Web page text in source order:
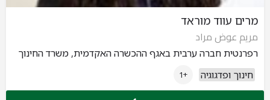
מרים עווד מוראד
مريم عوض مراد
רפרנטית חברה ערבית באגף ההכשרה האקדמית, משרד החינוך
חינוך ופדגוגיה
+1